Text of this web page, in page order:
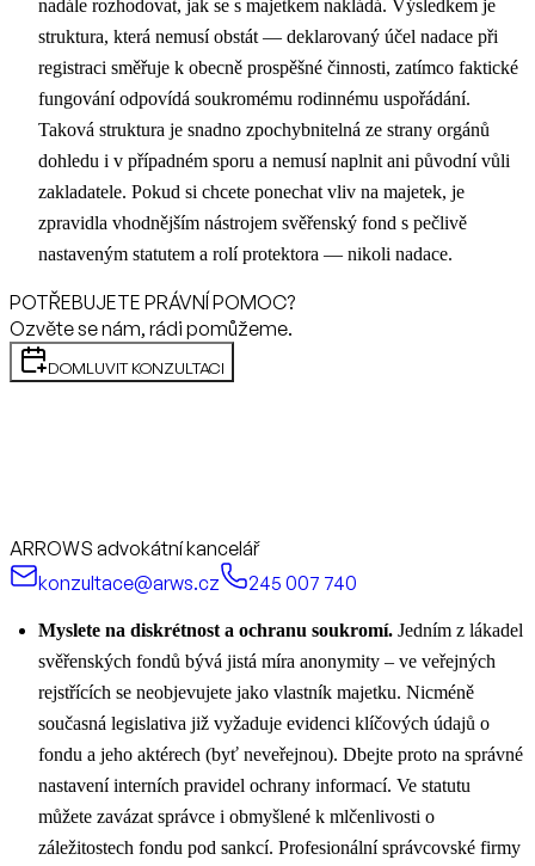
nadále rozhodovat, jak se s majetkem nakládá. Výsledkem je
struktura, která nemusí obstát — deklarovaný účel nadace při
registraci směřuje k obecně prospěšné činnosti, zatímco faktické
fungování odpovídá soukromému rodinnému uspořádání.
Taková struktura je snadno zpochybnitelná ze strany orgánů
dohledu i v případném sporu a nemusí naplnit ani původní vůli
zakladatele. Pokud si chcete ponechat vliv na majetek, je
zpravidla vhodnějším nástrojem svěřenský fond s pečlivě
nastaveným statutem a rolí protektora — nikoli nadace.
POTŘEBUJETE PRÁVNÍ POMOC?
Ozvěte se nám, rádi pomůžeme.
DOMLUVIT KONZULTACI
ARROWS advokátní kancelář
konzultace@arws.cz
245 007 740
Myslete na diskrétnost a ochranu soukromí. Jedním z lákadel
svěřenských fondů bývá jistá míra anonymity – ve veřejných
rejstřících se neobjevujete jako vlastník majetku. Nicméně
současná legislativa již vyžaduje evidenci klíčových údajů o
fondu a jeho aktérech (byť neveřejnou). Dbejte proto na správné
nastavení interních pravidel ochrany informací. Ve statutu
můžete zavázat správce i obmyšlené k mlčenlivosti o
záležitostech fondu pod sankcí. Profesionální správcovské firmy